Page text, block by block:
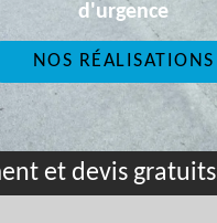
d'urgence
NOS RÉALISATIONS
et devis gratuits